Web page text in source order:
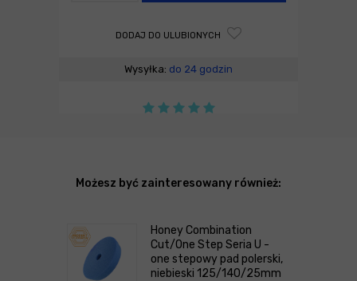
DODAJ DO ULUBIONYCH
Wysyłka: do 24 godzin
Możesz być zainteresowany również:
Honey Combination
Cut/One Step Seria U -
one stepowy pad polerski,
niebieski 125/140/25mm